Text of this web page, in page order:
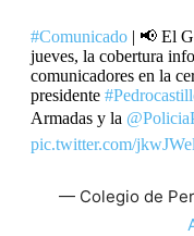
#Comunicado| 📢 El
jueves, la cobertura
comunicadores en la
presidente
Armadas y la
pic.twitter.com/
— Colegio de